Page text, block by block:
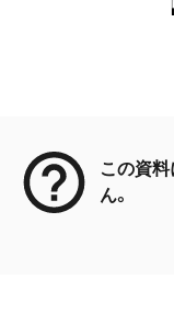
この資
ん。